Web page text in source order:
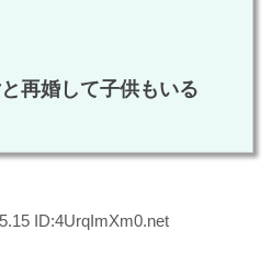
再婚して子供もいる
ID:4UrqImXm0.net